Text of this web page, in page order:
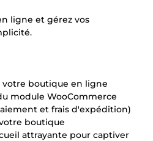
ligne et gérez vos
votre boutique en ligne
module WooCommerce
et frais d'expédition)
boutique
attrayante pour captiver